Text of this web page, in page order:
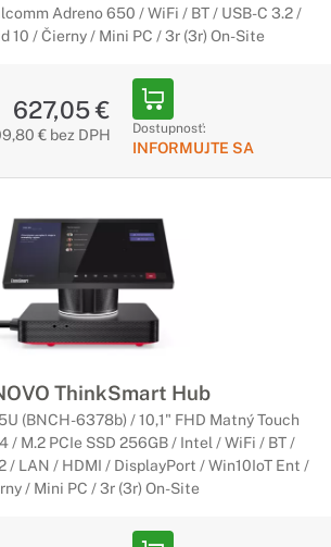
Adreno 650 / WiFi / BT / USB-C 3.2 /
10 / Čierny / Mini PC / 3r (3r) On-Site
627,05 €
€ bez DPH Dostupnosť:
INFORMUJTE SA
ThinkSmart Hub
(BNCH-6378b) / 10,1" FHD Matný Touch
/ M.2 PCIe SSD 256GB / Intel / WiFi / BT /
/ LAN / HDMI / DisplayPort / Win10IoT Ent /
/ Mini PC / 3r (3r) On-Site